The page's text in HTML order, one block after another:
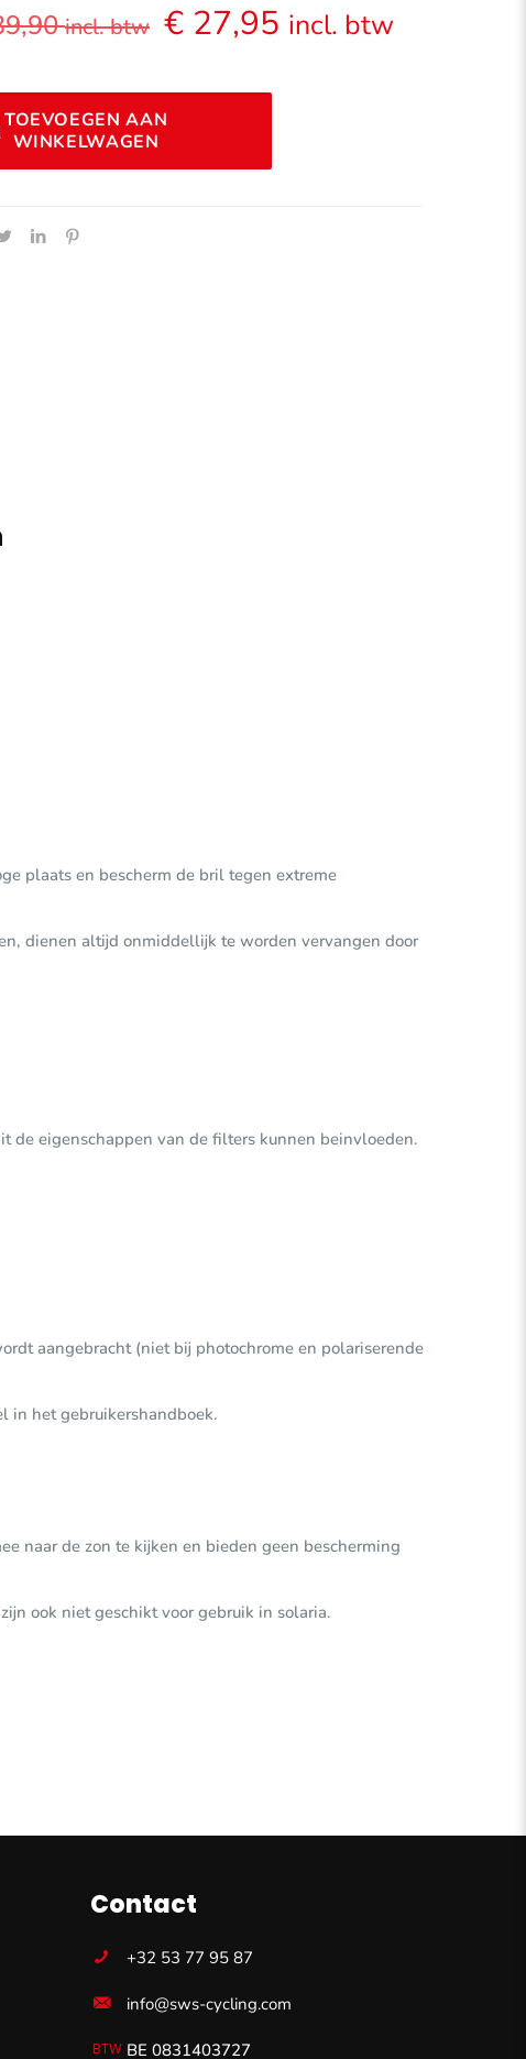
incl. btw € 27,95 incl. btw
TOEVOEGEN AAN
WINKELWAGEN
plaats en bescherm de bril tegen extreme
dienen altijd onmiddellijk te worden vervangen door
de eigenschappen van de filters kunnen beinvloeden.
aangebracht (niet bij photochrome en polariserende
in het gebruikershandboek.
naar de zon te kijken en bieden geen bescherming
ook niet geschikt voor gebruik in solaria.
Contact
+32 53 77 95 87
info@sws-cycling.com
BE 0831403727